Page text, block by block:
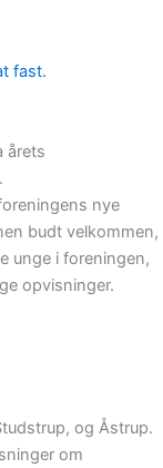
årets
nye
budt velkommen,
unge i foreningen,
opvisninger.
og Åstrup.
om